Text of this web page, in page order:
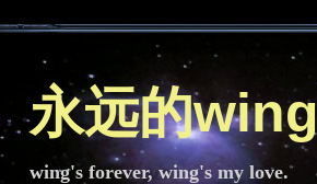
永远的wing
wing's forever, wing's my love.